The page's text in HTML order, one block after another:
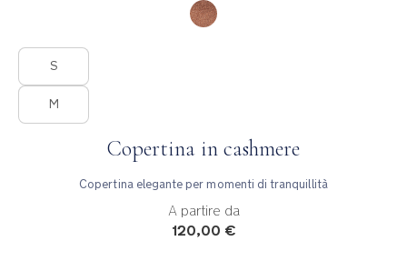
Product Fashions
S
M
Copertina in cashmere
Copertina elegante per momenti di tranquillità
A partire da
120,00 €